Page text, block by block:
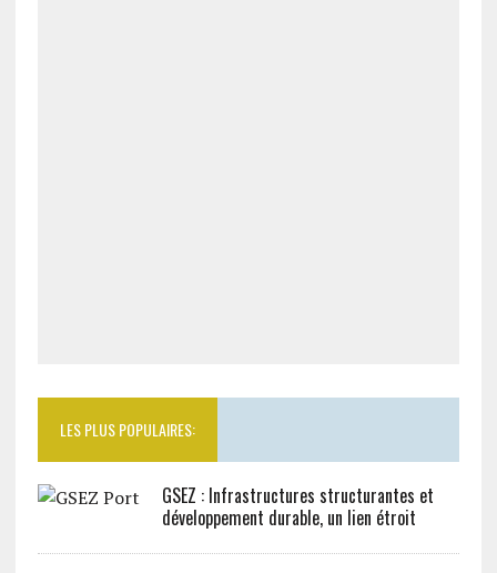
LES PLUS POPULAIRES:
GSEZ : Infrastructures structurantes et
développement durable, un lien étroit